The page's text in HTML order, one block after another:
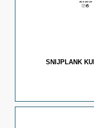
SNIJPLANK